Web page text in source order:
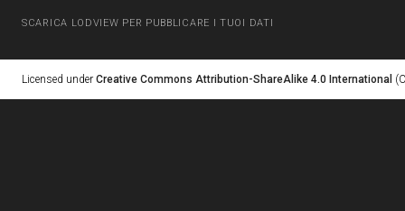
SCARICA LODVIEW PER PUBBLICARE I TUOI DATI
Licensed under Creative Commons Attribution-ShareAlike 4.0 International